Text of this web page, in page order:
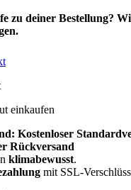
zu deiner Bestellung?
einkaufen
Kostenloser
Rückversand
klimabewusst.
mit SSL-